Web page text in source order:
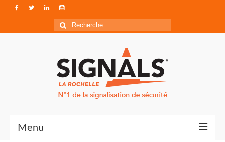
Rechercher
:
Menu